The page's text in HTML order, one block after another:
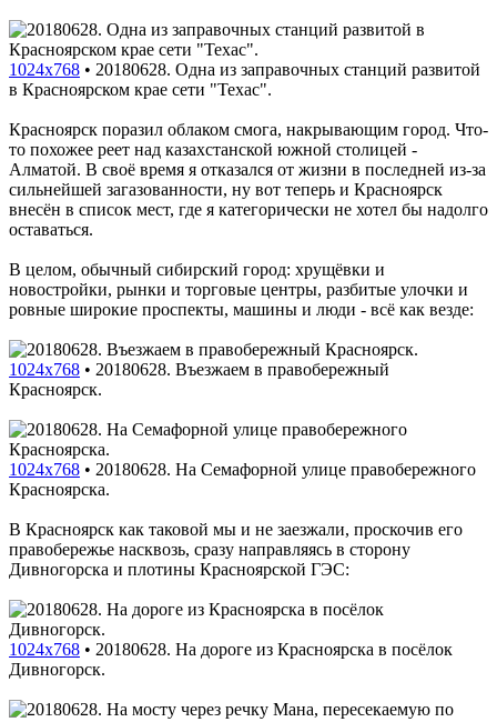
1024x768 • 20180628. Одна из заправочных станций развитой
в Красноярском крае сети "Техас".
Красноярск поразил облаком смога, накрывающим город. Что-
то похожее реет над казахстанской южной столицей -
Алматой. В своё время я отказался от жизни в последней из-за
сильнейшей загазованности, ну вот теперь и Красноярск
внесён в список мест, где я категорически не хотел бы надолго
оставаться.
В целом, обычный сибирский город: хрущёвки и
новостройки, рынки и торговые центры, разбитые улочки и
ровные широкие проспекты, машины и люди - всё как везде:
1024x768 • 20180628. Въезжаем в правобережный
Красноярск.
1024x768 • 20180628. На Семафорной улице правобережного
Красноярска.
В Красноярск как таковой мы и не заезжали, проскочив его
правобережье насквозь, сразу направляясь в сторону
Дивногорска и плотины Красноярской ГЭС:
1024x768 • 20180628. На дороге из Красноярска в посёлок
Дивногорск.